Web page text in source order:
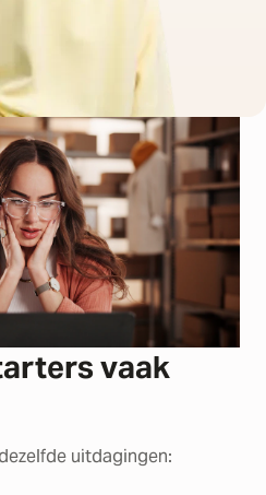
vaak
uitdagingen: